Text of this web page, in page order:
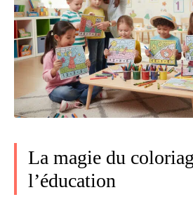
La magie du
l’éducation